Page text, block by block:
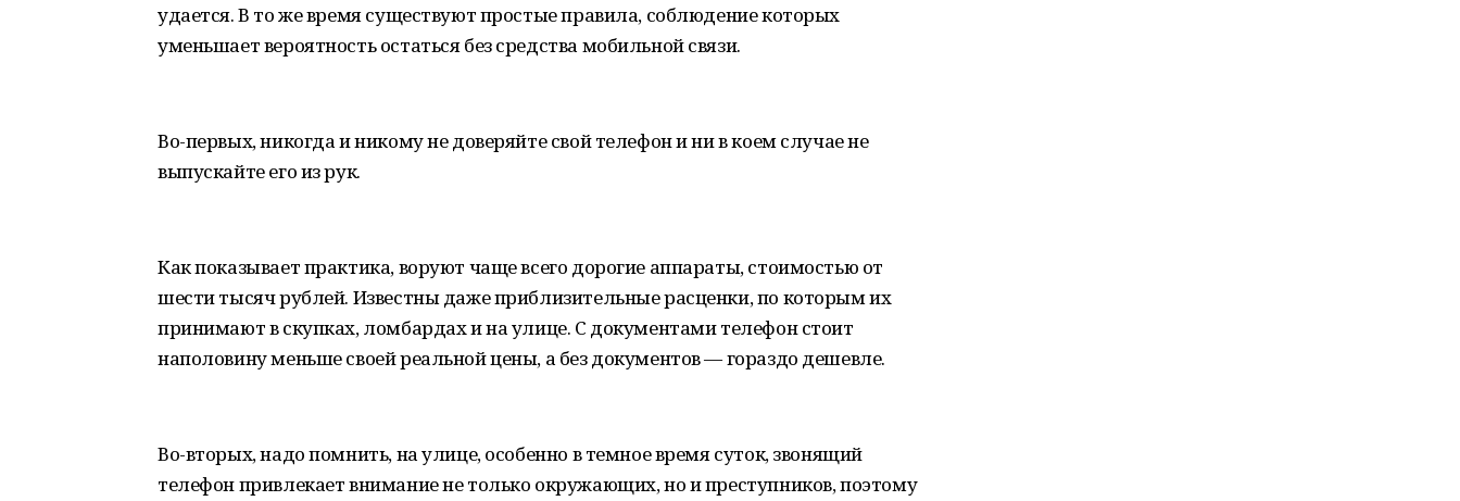
удается. В то же время существуют простые правила, соблюдение которых
уменьшает вероятность остаться без средства мобильной связи.
Во-первых, никогда и никому не доверяйте свой телефон и ни в коем случае не
выпускайте его из рук.
Как показывает практика, воруют чаще всего дорогие аппараты, стоимостью от
шести тысяч рублей. Известны даже приблизительные расценки, по которым их
принимают в скупках, ломбардах и на улице. С документами телефон стоит
наполовину меньше своей реальной цены, а без документов — гораздо дешевле.
Во-вторых, надо помнить, на улице, особенно в темное время суток, звонящий
телефон привлекает внимание не только окружающих, но и преступников, поэтому